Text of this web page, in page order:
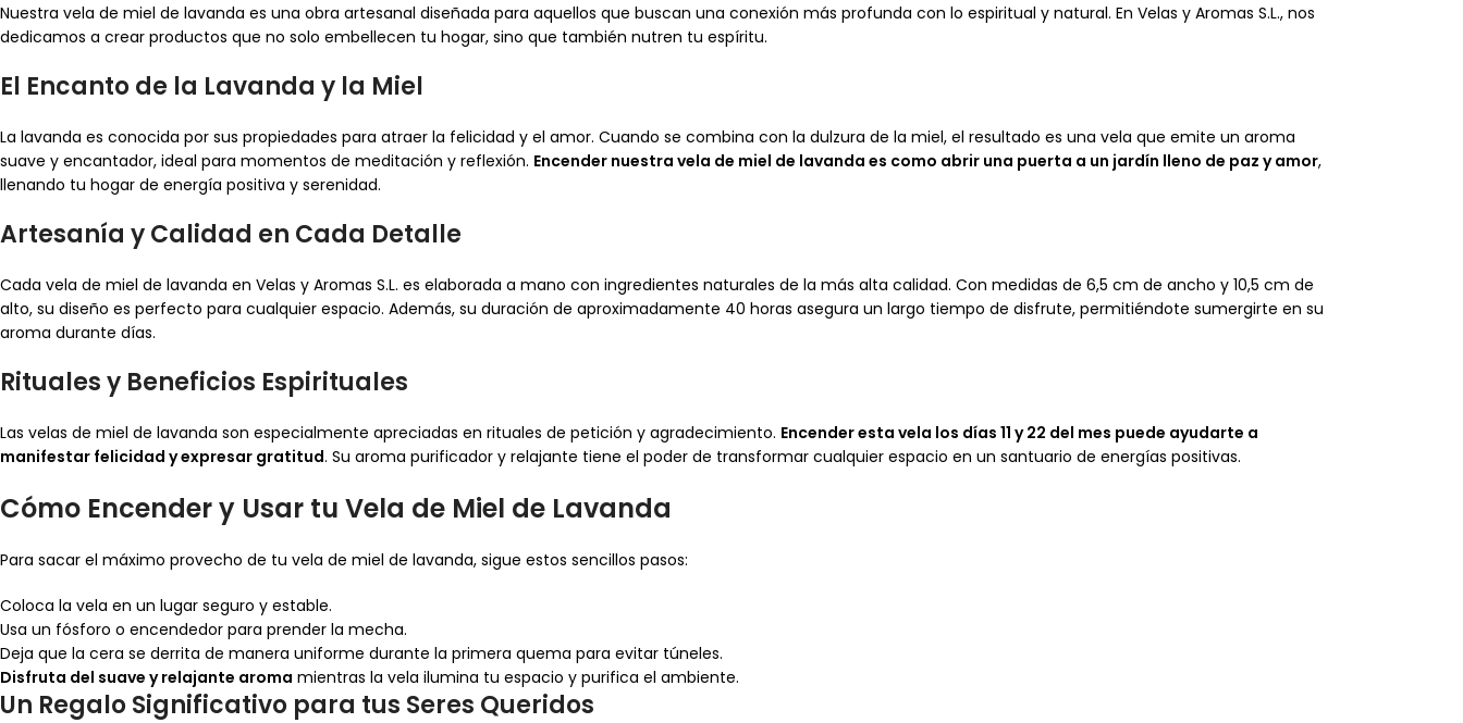
Nuestra vela de miel de lavanda es una obra artesanal diseñada para aquellos que buscan una conexión más profunda con lo espiritual y natural. En Velas y Aromas S.L., nos
dedicamos a crear productos que no solo embellecen tu hogar, sino que también nutren tu espíritu.
El Encanto de la Lavanda y la Miel
La lavanda es conocida por sus propiedades para atraer la felicidad y el amor. Cuando se combina con la dulzura de la miel, el resultado es una vela que emite un aroma
suave y encantador, ideal para momentos de meditación y reflexión. Encender nuestra vela de miel de lavanda es como abrir una puerta a un jardín lleno de paz y amor,
llenando tu hogar de energía positiva y serenidad.
Artesanía y Calidad en Cada Detalle
Cada vela de miel de lavanda en Velas y Aromas S.L. es elaborada a mano con ingredientes naturales de la más alta calidad. Con medidas de 6,5 cm de ancho y 10,5 cm de
alto, su diseño es perfecto para cualquier espacio. Además, su duración de aproximadamente 40 horas asegura un largo tiempo de disfrute, permitiéndote sumergirte en su
aroma durante días.
Rituales y Beneficios Espirituales
Las velas de miel de lavanda son especialmente apreciadas en rituales de petición y agradecimiento. Encender esta vela los días 11 y 22 del mes puede ayudarte a
manifestar felicidad y expresar gratitud. Su aroma purificador y relajante tiene el poder de transformar cualquier espacio en un santuario de energías positivas.
Cómo Encender y Usar tu Vela de Miel de Lavanda
Para sacar el máximo provecho de tu vela de miel de lavanda, sigue estos sencillos pasos:
Coloca la vela en un lugar seguro y estable.
Usa un fósforo o encendedor para prender la mecha.
Deja que la cera se derrita de manera uniforme durante la primera quema para evitar túneles.
Disfruta del suave y relajante aroma mientras la vela ilumina tu espacio y purifica el ambiente.
Un Regalo Significativo para tus Seres Queridos